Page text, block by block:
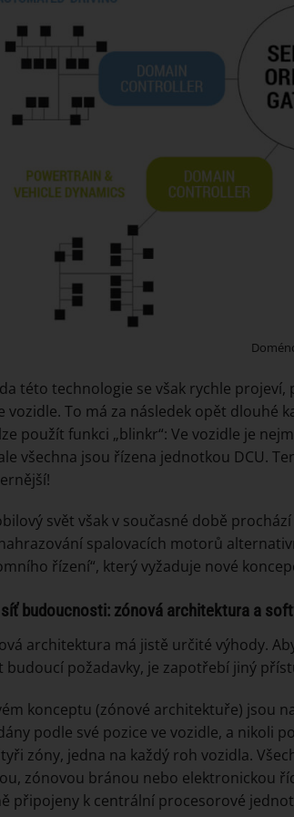
této technologie se však rychle
vozidle. To má za následek opět dlouhé
použít funkci „blinkr“: Ve vozidle je
všechna jsou řízena jednotkou DCU.
svět však v současné době
spalovacích motorů
řízení“, který vyžaduje nové
síť budoucnosti: zónová architektura a
architektura má jistě určité výhody.
budoucí požadavky, je zapotřebí jiný
konceptu (zónové architektuře) jsou
podle své pozice ve vozidle, a nikoli
zóny, jedna na každý roh vozidla.
zónovou bránou nebo elektronickou
připojeny k centrální procesorové